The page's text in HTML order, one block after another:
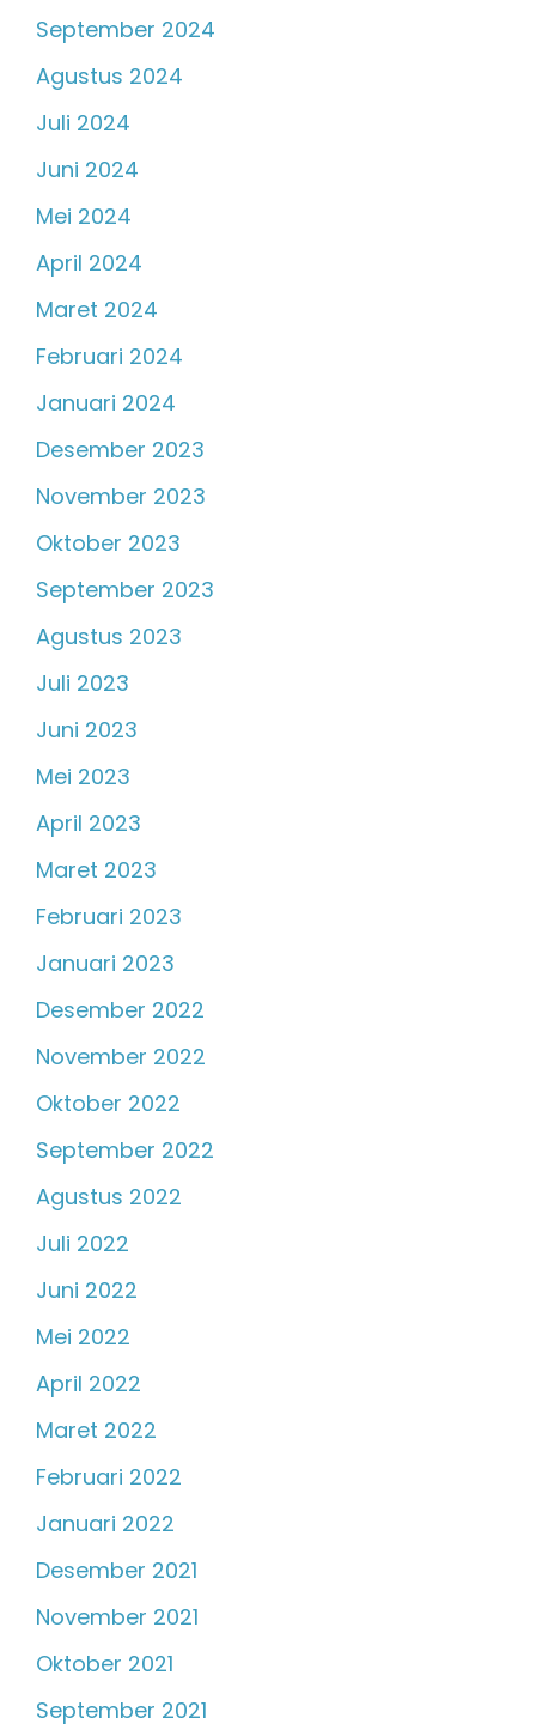
September 2024
Agustus 2024
Juli 2024
Juni 2024
Mei 2024
April 2024
Maret 2024
Februari 2024
Januari 2024
Desember 2023
November 2023
Oktober 2023
September 2023
Agustus 2023
Juli 2023
Juni 2023
Mei 2023
April 2023
Maret 2023
Februari 2023
Januari 2023
Desember 2022
November 2022
Oktober 2022
September 2022
Agustus 2022
Juli 2022
Juni 2022
Mei 2022
April 2022
Maret 2022
Februari 2022
Januari 2022
Desember 2021
November 2021
Oktober 2021
September 2021